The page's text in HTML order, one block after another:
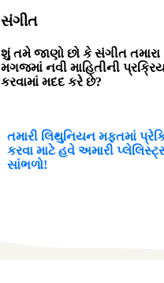
સંગીત
શું તમે જાણો છો કે સંગીત તમારા
મગજમાં નવી માહિતીની
કરવામાં મદદ કરે છે?
તમારી લિથુનિયન મફતમાં
કરવા માટે હવે અમારી
સાંભળો!